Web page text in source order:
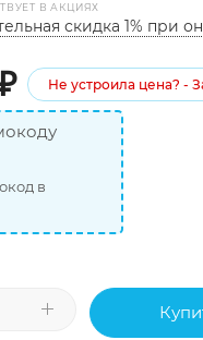
В АКЦИЯХ
скидка 1% при
Не устроила цена? -
в